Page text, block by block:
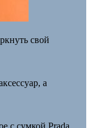
свой
а
с сумкой Prada